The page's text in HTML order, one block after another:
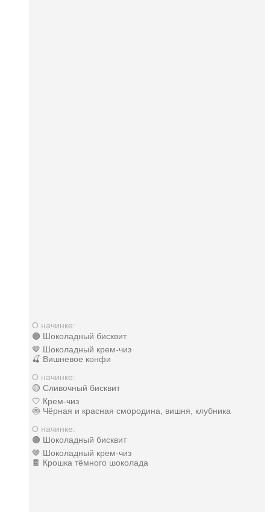
О начинке:
🟤 Шоколадный бисквит
🤎 Шоколадный крем-чиз
🍒 Вишневое конфи
О начинке:
🟡 Сливочный бисквит
🤍 Крем-чиз
🍥 Чёрная и красная смородина, вишня, клубника
О начинке:
🟤 Шоколадный бисквит
🤎 Шоколадный крем-чиз
🍫 Крошка тёмного шоколада